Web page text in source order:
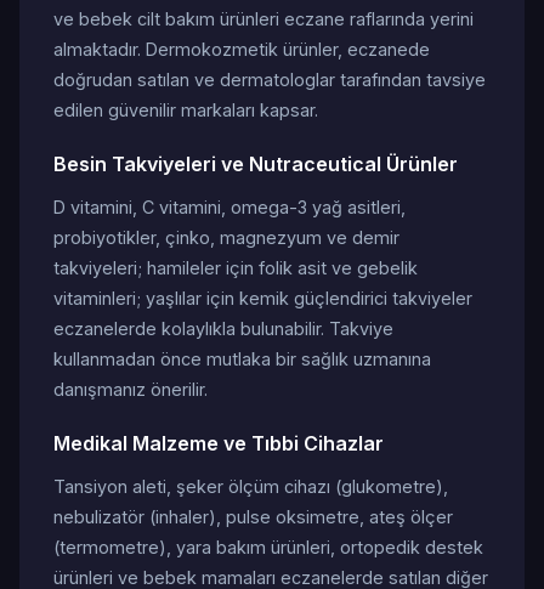
ve bebek cilt bakım ürünleri eczane raflarında yerini
almaktadır. Dermokozmetik ürünler, eczanede
doğrudan satılan ve dermatologlar tarafından tavsiye
edilen güvenilir markaları kapsar.
Besin Takviyeleri ve Nutraceutical Ürünler
D vitamini, C vitamini, omega-3 yağ asitleri,
probiyotikler, çinko, magnezyum ve demir
takviyeleri; hamileler için folik asit ve gebelik
vitaminleri; yaşlılar için kemik güçlendirici takviyeler
eczanelerde kolaylıkla bulunabilir. Takviye
kullanmadan önce mutlaka bir sağlık uzmanına
danışmanız önerilir.
Medikal Malzeme ve Tıbbi Cihazlar
Tansiyon aleti, şeker ölçüm cihazı (glukometre),
nebulizatör (inhaler), pulse oksimetre, ateş ölçer
(termometre), yara bakım ürünleri, ortopedik destek
ürünleri ve bebek mamaları eczanelerde satılan diğer